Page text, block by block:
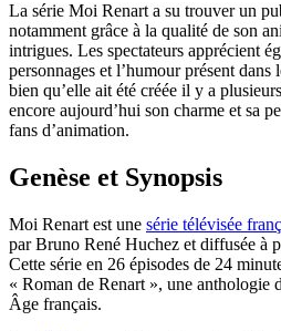
La série Moi Renart a su trouver un
notamment grâce à la qualité de son
intrigues. Les spectateurs apprécient
personnages et l’humour présent
bien qu’elle ait été créée il y a
encore aujourd’hui son charme et sa
fans d’animation.
Genèse et Synopsis
Moi Renart est une série télévisée
par Bruno René Huchez et diffusée à
Cette série en 26 épisodes de 24
« Roman de Renart », une anthologie
Âge français.